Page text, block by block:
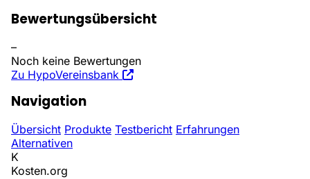
Bewertungsübersicht
–
Noch keine Bewertungen
Zu HypoVereinsbank
Navigation
Übersicht Produkte Testbericht Erfahrungen
Alternativen
K
Kosten.org